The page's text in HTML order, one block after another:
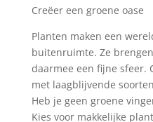
Creëer een groene oase
Planten maken een
buitenruimte. Ze
daarmee een fijne sfeer.
met laagblijvende
Heb je geen groene
Kies voor makkelijke